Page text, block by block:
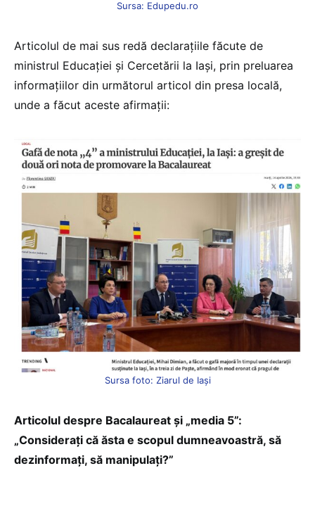
Sursa: Edupedu.ro
Articolul de mai sus redă declarațiile făcute de
ministrul Educației și Cercetării la Iași, prin preluarea
informațiilor din următorul articol din presa locală,
unde a făcut aceste afirmații:
Sursa foto: Ziarul de Iași
Articolul despre Bacalaureat și „media 5”:
„Considerați că ăsta e scopul dumneavoastră, să
dezinformați, să manipulați?”